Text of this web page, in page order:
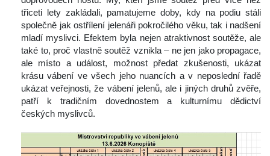
třiceti lety zakládali, pamatujeme doby, kdy na podiu stáli
polečně jak ostřílení jelenáři pokročilého věku, tak i nadšení
mladí myslivci. Efektem byla nejen atraktivnost soutěže, ale
také to, proč vlastně soutěž vznikla – ne jen jako propagace,
ale místo a událost, možnost předat zkušenosti, ukázat
krásu vábení ve všech jeho nuancích a v neposlední řadě
ukázat veřejnosti, že vábení jelenů, ale i jiných druhů zvěře,
patří k tradičním dovednostem a kulturnímu dědictví
českých myslivců.